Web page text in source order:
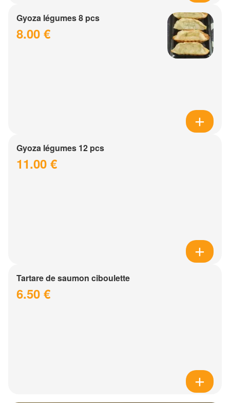
Gyoza légumes 8 pcs
8.00 €
Gyoza légumes 12 pcs
11.00 €
Tartare de saumon ciboulette
6.50 €